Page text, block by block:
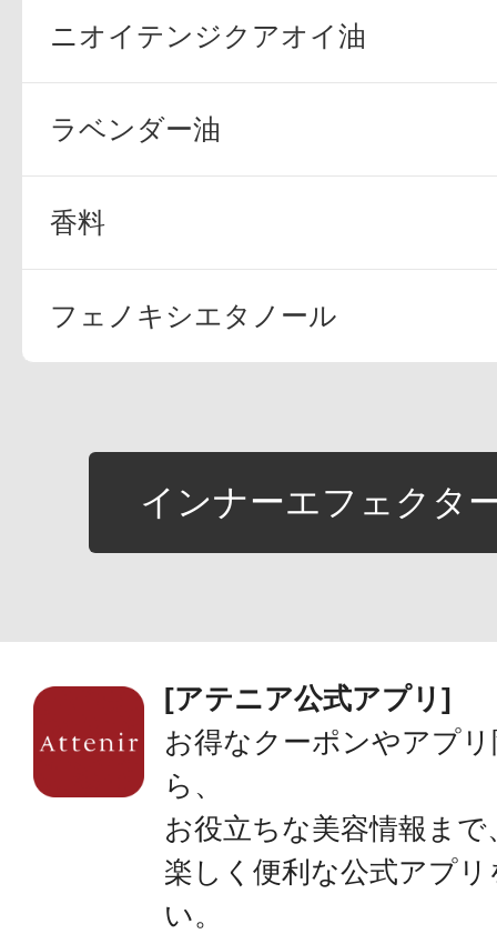
ニオイテンジクアオイ油
ラベンダー油
香料
フェノキシエタノール
インナーエフェクタ
[アテニア公式アプリ]
お得なクーポンやアプ
ら、
お役立ちな美容情報まで
楽しく便利な公式アプ
い。